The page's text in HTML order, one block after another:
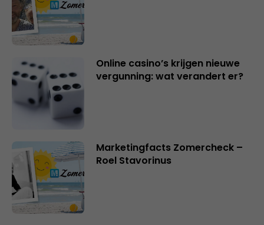
Online casino’s krijgen nieuwe
vergunning: wat verandert er?
Marketingfacts Zomercheck –
Roel Stavorinus